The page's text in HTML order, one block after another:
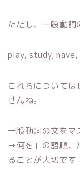
ただし、一般動詞
play, study, have,
これらについて
せんね。
一般動詞の文を
→何を」の語順、
ることが大切です